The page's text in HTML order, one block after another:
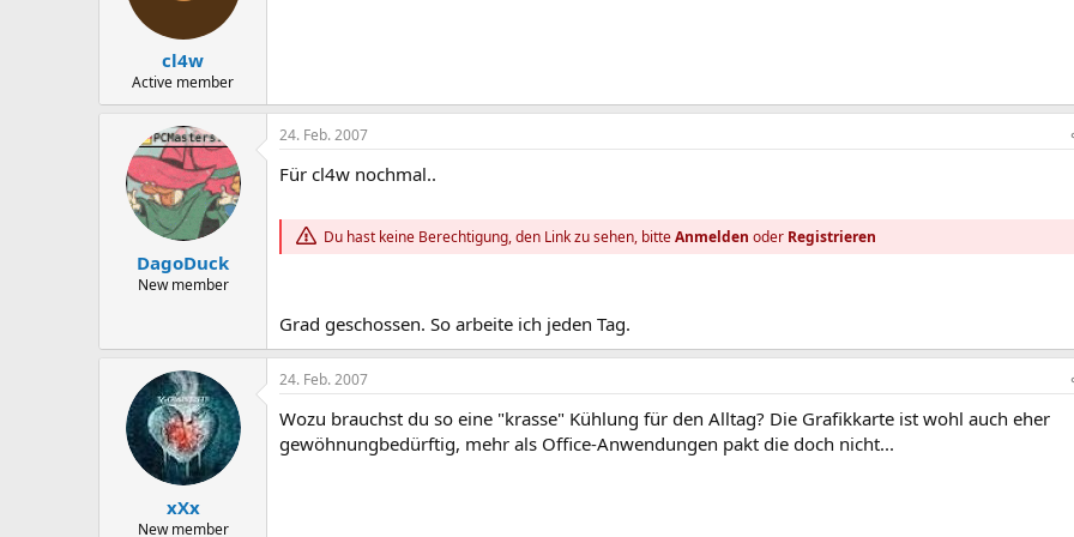
cl4w
Active member
DagoDuck
New member
24. Feb. 2007
Für cl4w nochmal..
Du hast keine Berechtigung, den Link zu sehen, bitteAnmelden oder Registrieren
Grad geschossen. So arbeite ich jeden Tag.
xXx
New member
24. Feb. 2007
Wozu brauchst du so eine "krasse" Kühlung für den Alltag? Die Grafikkarte ist wohl auch eher
gewöhnungbedürftig, mehr als Office-Anwendungen pakt die doch nicht...